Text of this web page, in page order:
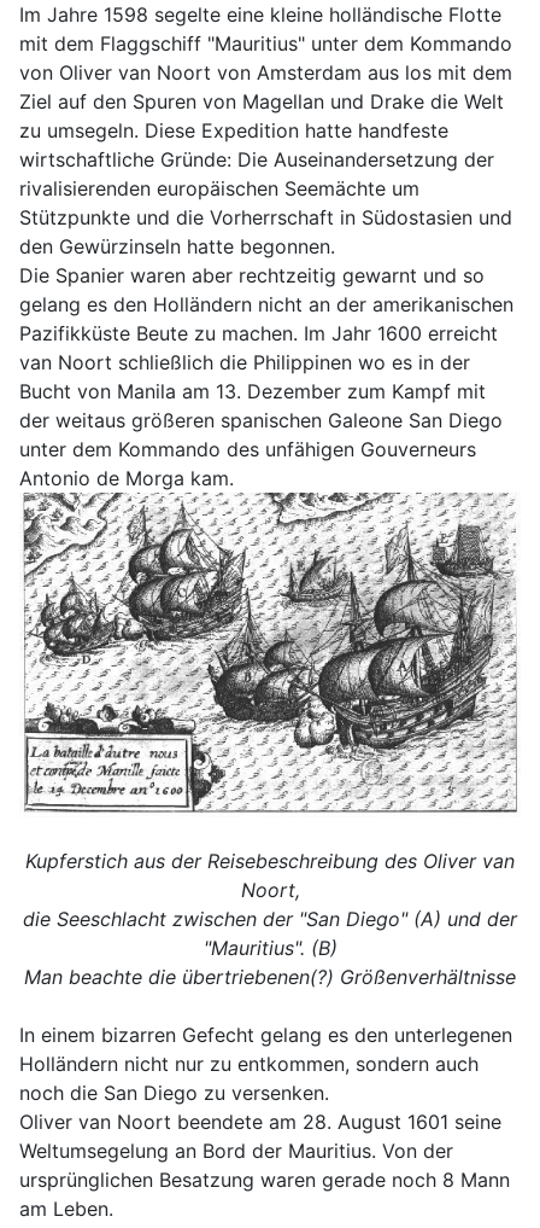
Im Jahre 1598 segelte eine kleine holländische Flotte
mit dem Flaggschiff "Mauritius" unter dem Kommando
von Oliver van Noort von Amsterdam aus los mit dem
Ziel auf den Spuren von Magellan und Drake die Welt
zu umsegeln. Diese Expedition hatte handfeste
wirtschaftliche Gründe: Die Auseinandersetzung der
rivalisierenden europäischen Seemächte um
Stützpunkte und die Vorherrschaft in Südostasien und
den Gewürzinseln hatte begonnen.
Die Spanier waren aber rechtzeitig gewarnt und so
gelang es den Holländern nicht an der amerikanischen
Pazifikküste Beute zu machen. Im Jahr 1600 erreicht
van Noort schließlich die Philippinen wo es in der
Bucht von Manila am 13. Dezember zum Kampf mit
der weitaus größeren spanischen Galeone San Diego
unter dem Kommando des unfähigen Gouverneurs
Antonio de Morga kam.
Kupferstich aus der Reisebeschreibung des Oliver van
Noort,
die Seeschlacht zwischen der "San Diego" (A) und der
"Mauritius". (B)
Man beachte die übertriebenen(?) Größenverhältnisse
In einem bizarren Gefecht gelang es den unterlegenen
Holländern nicht nur zu entkommen, sondern auch
noch die San Diego zu versenken.
Oliver van Noort beendete am 28. August 1601 seine
Weltumsegelung an Bord der Mauritius. Von der
ursprünglichen Besatzung waren gerade noch 8 Mann
am Leben.